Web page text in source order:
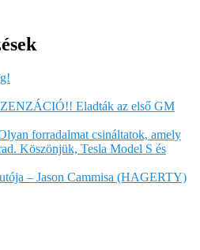
Eladták az első GM
forradalmat csináltatok, amely
Köszönjük, Tesla Model S és
– Jason Cammisa (HAGERTY)